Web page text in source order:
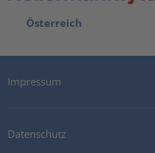
Österreich
Impressum
Datenschutz